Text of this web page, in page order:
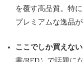
を覆す高品質。特
プレミアムな逸品が
ここでしか買えな
書/RED）で話題に